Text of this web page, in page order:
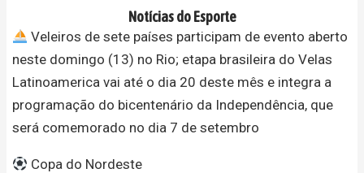
Notícias do Esporte
Veleiros de sete países participam de evento aberto
neste domingo (13) no Rio; etapa brasileira do Velas
Latinoamerica vai até o dia 20 deste mês e integra a
programação do bicentenário da Independência, que
será comemorado no dia 7 de setembro
Copa do Nordeste